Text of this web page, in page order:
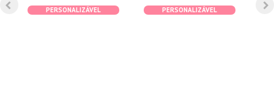
PERSONALIZÁVEL PERSONALIZÁVEL